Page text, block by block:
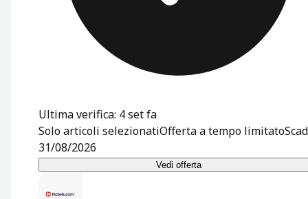
Ultima verifica: 4 set fa
Solo articoli selezionatiOfferta a tempo limitato
31/08/2026
Vedi offerta